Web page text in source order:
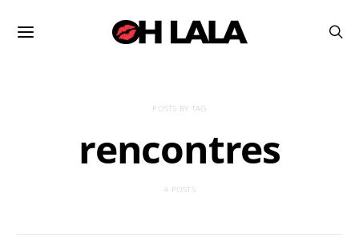
POSTS BY TAG
rencontres
4 POSTS